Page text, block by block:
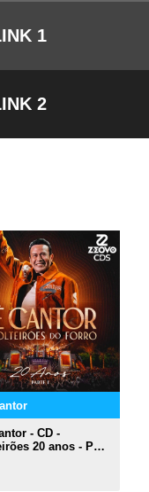
1
2
- CD -
20 anos - PT1